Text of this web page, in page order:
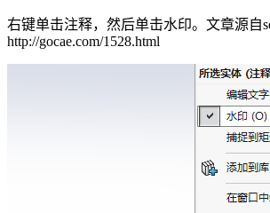
右键单击注释，然后单击水印。 文章源自
http://gocae.com/1528.html